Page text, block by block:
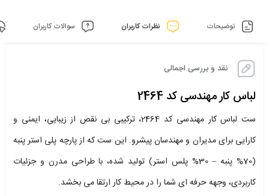
توضیحات نظرات کاربران سوالات کاربران
نقد و بررسی اجمالی
لباس کار مهندسی کد 2464
ست لباس کار مهندسی کد 2464، ترکیبی بی نقص از زیبایی، ایمنی و
کارایی برای مدیران و مهندسان پیشرو. این ست که از پارچه پلی استر پنبه
(70% پنبه – 30% پلس استر) تولید شده، با طراحی مدرن و جزئیات
کاربردی، وجهه حرفه ای شما را در محیط کار ارتقا می بخشد.